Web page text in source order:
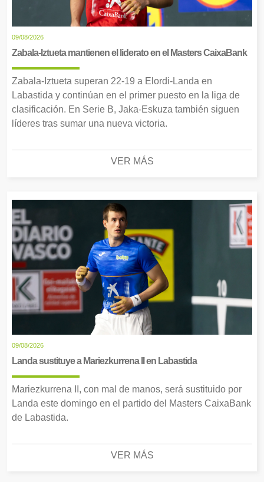
09/08/2026
Zabala-Iztueta mantienen el liderato en el Masters CaixaBank
Zabala-Iztueta superan 22-19 a Elordi-Landa en
Labastida y continúan en el primer puesto en la liga de
clasificación. En Serie B, Jaka-Eskuza también siguen
líderes tras sumar una nueva victoria.
VER MÁS
09/08/2026
Landa sustituye a Mariezkurrena II en Labastida
Mariezkurrena II, con mal de manos, será sustituido por
Landa este domingo en el partido del Masters CaixaBank
de Labastida.
VER MÁS